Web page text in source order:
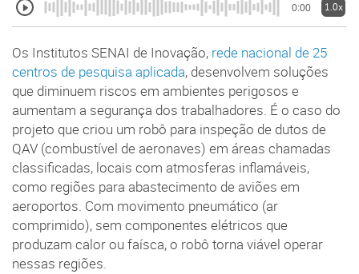
0:00 1.0x
Os Institutos SENAI de Inovação, rede nacional de 25
centros de pesquisa aplicada, desenvolvem soluções
que diminuem riscos em ambientes perigosos e
aumentam a segurança dos trabalhadores. É o caso do
projeto que criou um robô para inspeção de dutos de
QAV (combustível de aeronaves) em áreas chamadas
classificadas, locais com atmosferas inflamáveis,
como regiões para abastecimento de aviões em
aeroportos. Com movimento pneumático (ar
comprimido), sem componentes elétricos que
produzam calor ou faísca, o robô torna viável operar
nessas regiões.